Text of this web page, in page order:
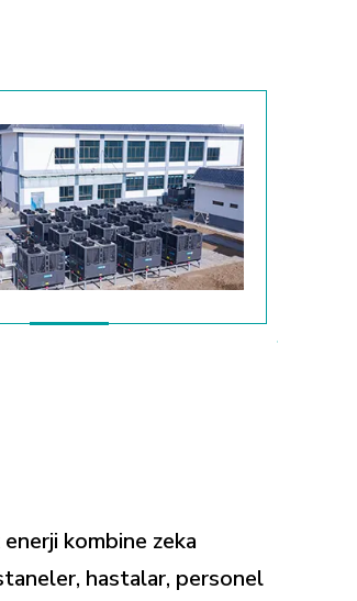
kombine zeka
hastalar, personel